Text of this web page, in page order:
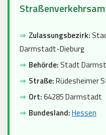
⇒ Zulassungsbezirk:
Darmstadt-Dieburg
⇒ Behörde: Stadt
⇒ Straße:Rüdesheimer
⇒ Ort:64285 Darmstadt
⇒ Bundesland:Hessen